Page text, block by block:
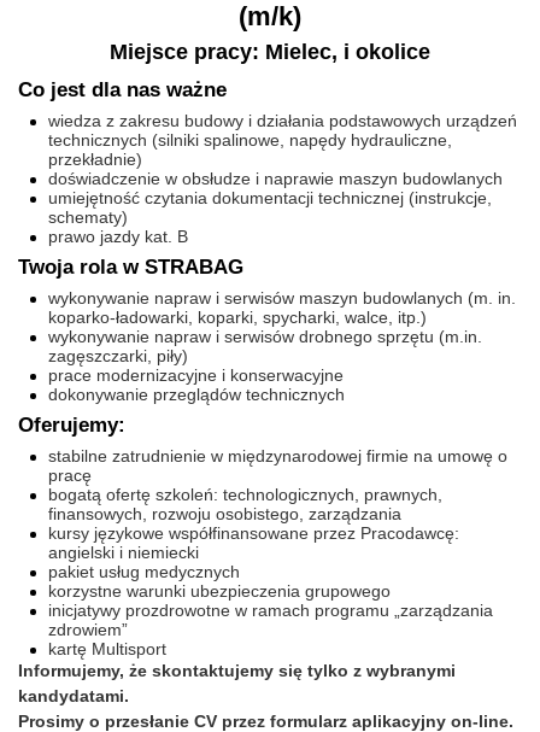
(m/k)
Miejsce pracy: Mielec, i okolice
Co jest dla nas ważne
wiedza z zakresu budowy i działania podstawowych urządzeń
technicznych (silniki spalinowe, napędy hydrauliczne,
przekładnie)
doświadczenie w obsłudze i naprawie maszyn budowlanych
umiejętność czytania dokumentacji technicznej (instrukcje,
schematy)
prawo jazdy kat. B
Twoja rola w STRABAG
wykonywanie napraw i serwisów maszyn budowlanych (m. in.
koparko-ładowarki, koparki, spycharki, walce, itp.)
wykonywanie napraw i serwisów drobnego sprzętu (m.in.
zagęszczarki, piły)
prace modernizacyjne i konserwacyjne
dokonywanie przeglądów technicznych
Oferujemy:
stabilne zatrudnienie w międzynarodowej firmie na umowę o
pracę
bogatą ofertę szkoleń: technologicznych, prawnych,
finansowych, rozwoju osobistego, zarządzania
kursy językowe współfinansowane przez Pracodawcę:
angielski i niemiecki
pakiet usług medycznych
korzystne warunki ubezpieczenia grupowego
inicjatywy prozdrowotne w ramach programu „zarządzania
zdrowiem”
kartę Multisport
Informujemy, że skontaktujemy się tylko z wybranymi
kandydatami.
Prosimy o przesłanie CV przez formularz aplikacyjny on-line.